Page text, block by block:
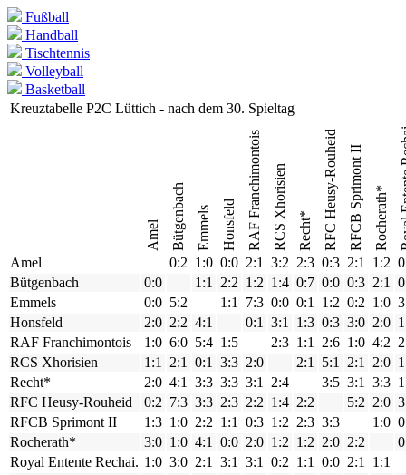
Fußball
Handball
Tischtennis
Volleyball
Basketball
Kreuztabelle P2C Lüttich - nach dem 30. Spieltag
Amel Bütgenbach Emmels Honsfeld RAF FranchimontoisRCS Xhorisien Recht* RFC Heusy-RouheidRFCB Sprimont IIRocherath*
Amel 0:2 1:0 0:0 2:1 3:2 2:3 0:3 2:1 1:2
Bütgenbach
0:0 1:1 2:2 1:2 1:4 0:7 0:0 0:3 2:1
Emmels
0:0 5:2 1:1 7:3 0:0 0:1 1:2 0:2 1:0
Honsfeld
2:0 2:2 4:1 0:1 3:1 1:3 0:3 3:0 2:0
RAF Franchimontois
1:0 6:0 5:4 1:5 2:3 1:1 2:6 1:0 4:2
RCS Xhorisien
1:1 2:1 0:1 3:3 2:0 2:1 5:1 2:1 2:0
Recht*
2:0 4:1 3:3 3:3 3:1 2:4 3:5 3:1 3:3
RFC Heusy-Rouheid
0:2 7:3 3:3 2:3 2:2 1:4 2:2 5:2 2:0
RFCB Sprimont II
1:3 1:0 2:2 1:1 0:3 1:2 2:3 3:3 1:0
Rocherath*
3:0 1:0 4:1 0:0 2:0 1:2 1:2 2:0 2:2
Royal Entente Rechai. 1:0 3:0 2:1 3:1 3:1 0:2 1:1 0:0 2:1
1:1